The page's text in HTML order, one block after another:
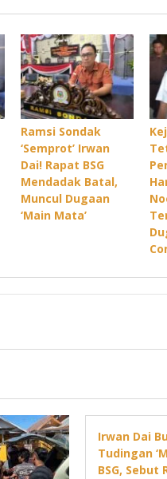
Ramsi Sondak
‘Semprot’ Irwan
Dai! Rapat BSG
Mendadak Batal,
Muncul Dugaan
‘Main Mata’
Irwan Dai
Tudingan
BSG, Sebut